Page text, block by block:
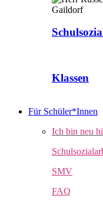
Klassen
Für Schüler*Innen
Ich bin neu
SMV
FAQ